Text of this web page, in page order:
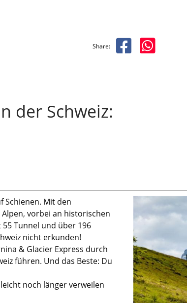
Share:
der Schweiz:
Schienen. Mit den
vorbei an historischen
55 Tunnel und über 196
nicht erkunden!
& Glacier Express durch
führen. Und das Beste: Du
noch länger verweilen